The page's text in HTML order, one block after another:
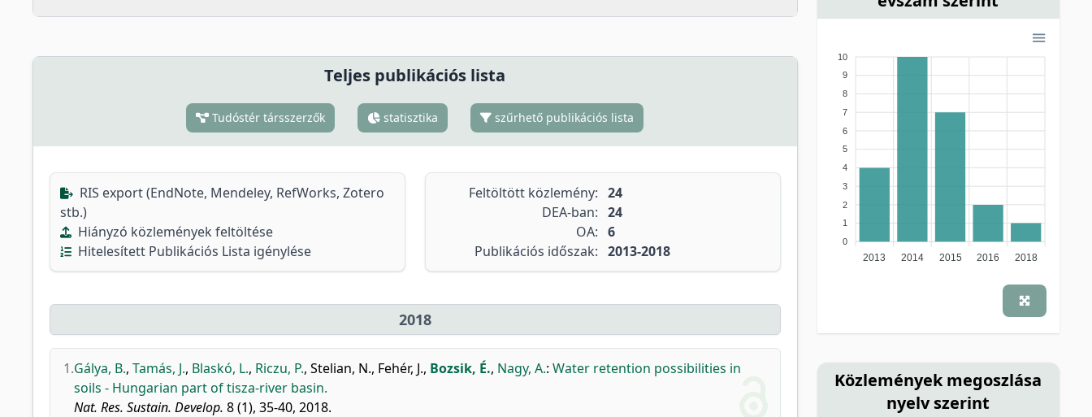
Teljes publikációs lista
Tudóstér társszerzők statisztika szűrhető publikációs lista
RIS export (EndNote, Mendeley, RefWorks, Zotero
stb.)
Hiányzó közlemények feltöltése
Hitelesített Publikációs Lista igénylése
Feltöltött közlemény: 24
DEA-ban: 24
OA: 6
Publikációs időszak: 2013-2018
2018
1.Gálya, B., Tamás, J., Blaskó, L., Riczu, P., Stelian, N., Fehér, J., Bozsik, É., Nagy, A.: Water retention possibilities in
soils - Hungarian part of tisza-river basin.
Nat. Res. Sustain. Develop. 8 (1), 35-40, 2018.
10
9
8
7
6
5
4
3
2
1
0
2013 2014 2015 2016 2018
Közlemények megoszlása
nyelv szerint